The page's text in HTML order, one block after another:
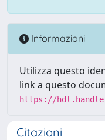
Informazioni
Utilizza questo
link a questo
https://
Citazioni